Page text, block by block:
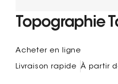
Topographie
Acheter en ligne
Livraison rapide À partir